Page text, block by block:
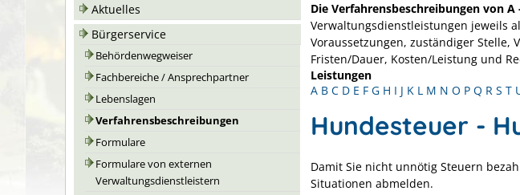
Aktuelles
Bürgerservice
Behördenwegweiser
Fachbereiche / Ansprechpartner
Lebenslagen
Verfahrensbeschreibungen
Formulare
Formulare von externen
Verwaltungsdienstleistern
Die Verfahrensbeschreibungen von A
Verwaltungsdienstleistungen jeweils
Voraussetzungen, zuständiger
Fristen/Dauer, Kosten/Leistung und
Leistungen
A B C D E F G H I J K L M N O P Q R S T
Hundesteuer -
Damit Sie nicht unnötig Steuern
Situationen abmelden.